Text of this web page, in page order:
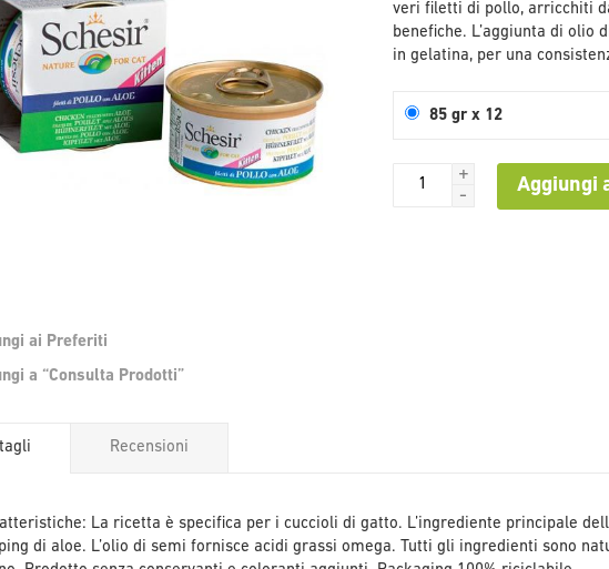
veri filetti di pollo, arricchiti
benefiche. L’aggiunta di olio
in gelatina, per una
85 gr x 12
+
-
Aggiungi
ai Preferiti
a “Consulta Prodotti”
all'inizio
di
La ricetta è specifica per i cuccioli di gatto. L’ingrediente principale
di aloe. L’olio di semi fornisce acidi grassi omega. Tutti gli ingredienti sono
Recensioni